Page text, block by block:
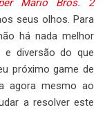
Mario Bros. 2
seus olhos. Para
há nada melhor
e diversão do que
próximo game de
agora mesmo ao
a resolver este